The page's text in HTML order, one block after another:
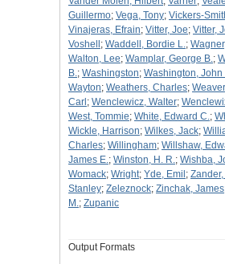
Guillermo; Vega, Tony; Vickers-
Vinajeras, Efrain; Vitter, Joe; Vitter,
Voshell ; Waddell, Bordie L.;
Walton, Lee; Wamplar, George B.;
B.; Washingston; Washington, John
Wayton; Weathers, Charles;
Carl ; Wenclewicz, Walter;
West, Tommie; White, Edward C.;
Wickle, Harrison; Wilkes, Jack;
Charles; Willingham; Willshaw,
James E.; Winston, H. R.; Wishba,
Womack; Wright; Yde, Emil ;
Stanley; Zeleznock; Zinchak, James
M.; Zupanic
Output Formats